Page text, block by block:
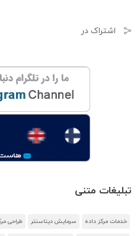
اشتراک در
تبلیغات متنی
خدمات مرکز داده سرمایش دیتاسنتر طراحی